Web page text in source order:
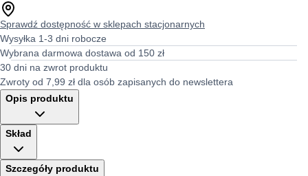
Sprawdź dostępność w sklepach stacjonarnych
Wysyłka 1-3 dni robocze
Wybrana darmowa dostawa od 150 zł
30 dni na zwrot produktu
Zwroty od 7,99 zł dla osób zapisanych do newslettera
Opis produktu
Skład
Szczegóły produktu